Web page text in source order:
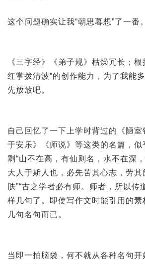
这个问题确实让我“朝思暮想”了一番
《三字经》《弟子规》枯燥冗长；根
红掌拨清波”的创作能力，为了我能
先放放吧。
自己回忆了一下上学时背过的《陋
于安乐》《师说》等这类的名篇，似
剩“山不在高，有仙则名，水不在深
大人于斯人也，必先苦其心志，劳其
肤”“古之学者必有师。师者，所以传
样几句了。即使写作文时能引用的素
几句名句而已。
当即一拍脑袋，何不就从各种名句开